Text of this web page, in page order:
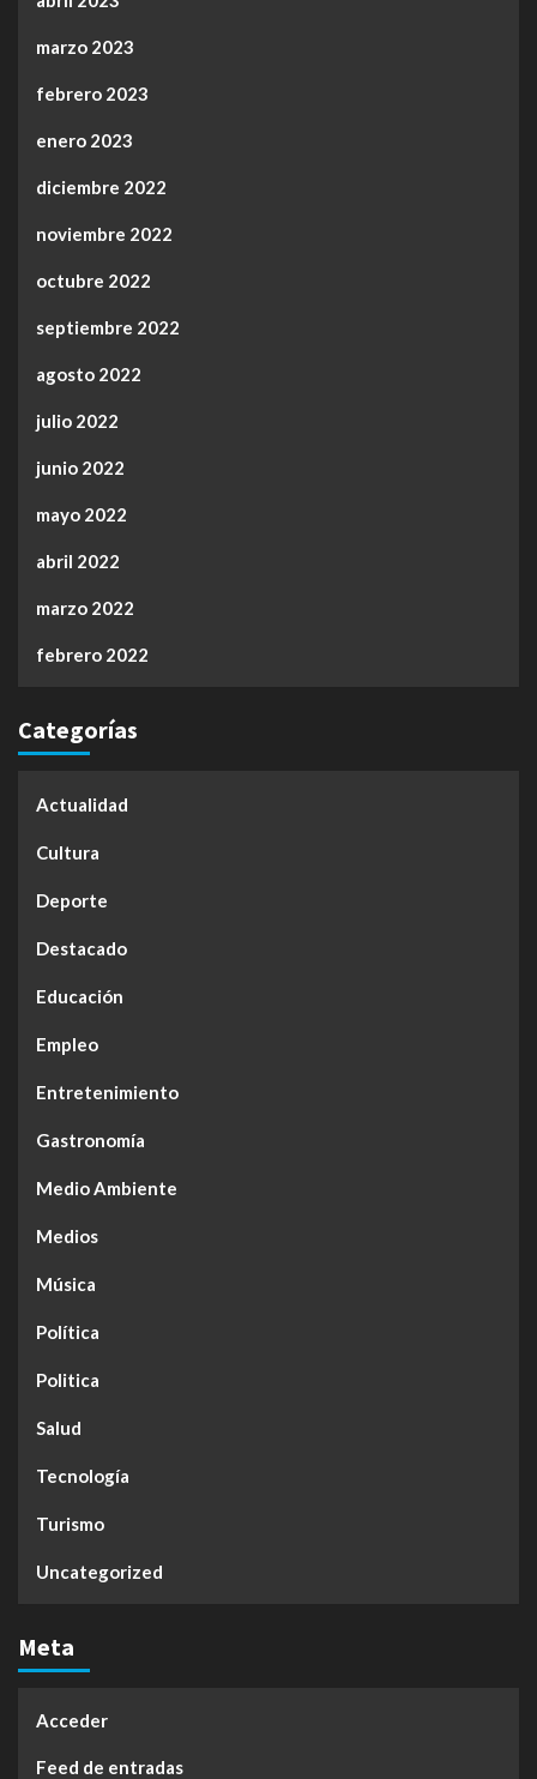
marzo 2023
febrero 2023
enero 2023
diciembre 2022
noviembre 2022
octubre 2022
septiembre 2022
agosto 2022
julio 2022
junio 2022
mayo 2022
abril 2022
marzo 2022
febrero 2022
Categorías
Actualidad
Cultura
Deporte
Destacado
Educación
Empleo
Entretenimiento
Gastronomía
Medio Ambiente
Medios
Música
Política
Politica
Salud
Tecnología
Turismo
Uncategorized
Meta
Acceder
Feed de entradas